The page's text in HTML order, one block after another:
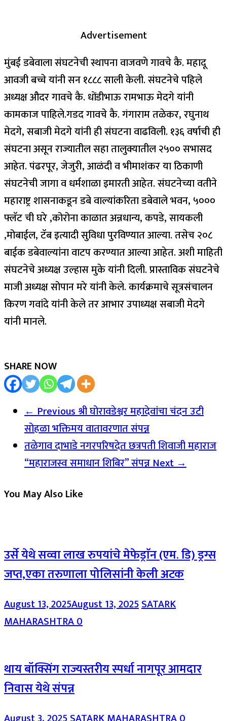
Advertisement
मुंबई डबेवाला संघटनेची स्थापना वाजवणे गावचे कै. महादू
आवजी बच्चे यांनी सन १८८८ साली केली. संघटनेचे पहिले
अध्यक्ष औदर गावचे कै. धोंडीभाऊ रामभाऊ मेदगे यांनी
कामकाज पाहिले.गडद गावचे कै. गंगाराम तळेकर, रघुनाथ
मेदगे, सबाजी मेदगे यांनी ही संघटना वाढविली. १३६ वर्षाची ही
संघटना असून राज्यातील सहा तालुक्यातील २५०० सभासद
आहेत. पंढरपूर, जेजुरी, आळंदी व भीमाशंकर या ठिकाणी
संघटनेची जागा व धर्मशाळा इमारती आहेत. संघटनेच्या वतीने
महाराष्ट्र शासनाकडून डबे वाल्यांकरिता डबेवाले भवन, ५०००
फ्लॅट ची घरे ,कोरोना काळात अन्नधान्य, कपडे, सायकली
,मोबाईल, टॅब इत्यादी सुविधा पुरविण्यात आल्या. तसेच २०८
बाईक डबेवाल्यांना वाटप करण्यात आल्या आहेत. अशी माहिती
संघटनेचे अध्यक्ष उल्हास मुके यांनी दिली. प्रास्ताविक संघटनेचे
माजी अध्यक्ष सोपान मरे यांनी केले. कार्यक्रमाचे सूत्रसंचालन
किरण गवांदे यांनी केले तर आभार उपाध्यक्ष सबाजी मेदगे
यांनी मानले.
SHARE NOW
← Previousश्री घोरावडेश्वर महादेवांचा चंदन उटी
सोहळा भक्तिमय वातावरणात संपन्न
तळेगाव दाभाडे नगरपरिषदेत छत्रपती शिवाजी महाराज
“महाराजस्व समाधान शिबिर” संपन्नNext →
You May Also Like
उर्से येथे सव्वा लाख रुपयांचे मेफेड्राॅन (एम. डि) ड्रग्स
जप्त,एका तरुणाला पोलिसांनी केली अटक
August 13, 2025August 13, 2025SATARK
MAHARASHTRA0
थाय बॉक्सिंग राज्यस्तरीय स्पर्धा नागपूर आमदार
निवास येथे संपन्न